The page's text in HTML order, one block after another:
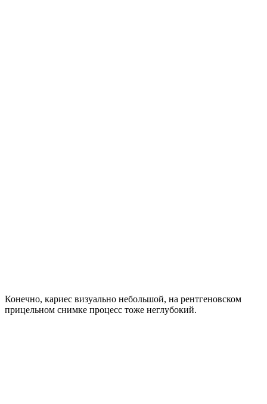
Конечно, кариес визуально небольшой, на рентгеновском
прицельном снимке процесс тоже неглубокий.